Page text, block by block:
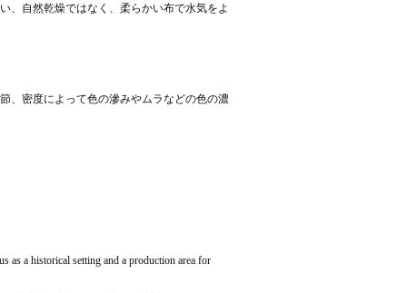
、自然乾燥ではなく、柔らかい布で水気をよ
、密度によって色の滲みやムラなどの色の濃
as a historical setting and a production area for